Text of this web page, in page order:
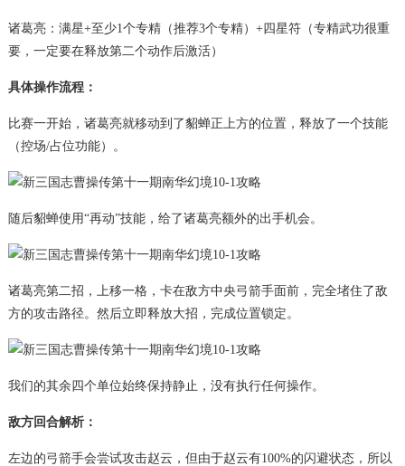
诸葛亮：满星+至少1个专精（推荐3个专精）+四星符（专精武功很重
要，一定要在释放第二个动作后激活）
具体操作流程：
比赛一开始，诸葛亮就移动到了貂蝉正上方的位置，释放了一个技能
（控场/占位功能）。
随后貂蝉使用“再动”技能，给了诸葛亮额外的出手机会。
诸葛亮第二招，上移一格，卡在敌方中央弓箭手面前，完全堵住了敌
方的攻击路径。然后立即释放大招，完成位置锁定。
我们的其余四个单位始终保持静止，没有执行任何操作。
敌方回合解析：
左边的弓箭手会尝试攻击赵云，但由于赵云有100%的闪避状态，所以